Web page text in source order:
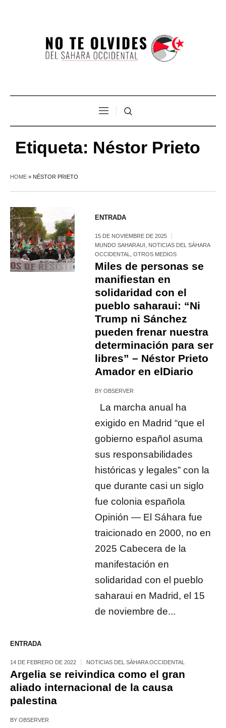
Etiqueta: Néstor Prieto
HOME » NÉSTOR PRIETO
ENTRADA
15 DE NOVIEMBRE DE 2025
MUNDO SAHARAUI
NOTICIAS DEL SÁHARA
OCCIDENTAL
,OTROS MEDIOS
Miles de personas se
manifiestan en
solidaridad con el
pueblo saharaui: “Ni
Trump ni Sánchez
pueden frenar nuestra
determinación para ser
libres” – Néstor Prieto
Amador en elDiario
BYOBSERVER
La marcha anual ha
exigido en Madrid “que el
gobierno español asuma
sus responsabilidades
históricas y legales” con la
que durante casi un siglo
fue colonia española
Opinión — El Sáhara fue
traicionado en 2000, no en
2025 Cabecera de la
manifestación en
solidaridad con el pueblo
saharaui en Madrid, el 15
de noviembre de...
ENTRADA
14 DE FEBRERO DE 2022 NOTICIAS DEL SÁHARA OCCIDENTAL
Argelia se reivindica como el gran
aliado internacional de la causa
palestina
BY OBSERVER